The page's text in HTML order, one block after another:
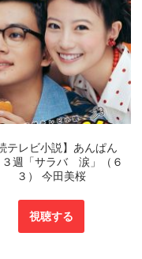
続テレビ小説】あんぱん
３週「サラバ 涙」（６
３） 今田美桜
視聴する